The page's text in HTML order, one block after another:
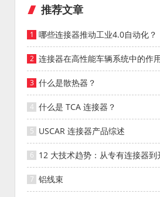
推荐文章
哪些连接器推动工业4.0自动化？
连接器在高性能车辆系统中的作
什么是散热器？
什么是 TCA 连接器？
USCAR 连接器产品综述
12 大技术趋势：从专有连接器到
器的演变
铝线束